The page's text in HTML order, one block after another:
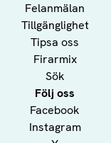
Felanmälan
Tillgänglighet
Tipsa oss
Firarmix
Sök
Följ oss
Facebook
Instagram